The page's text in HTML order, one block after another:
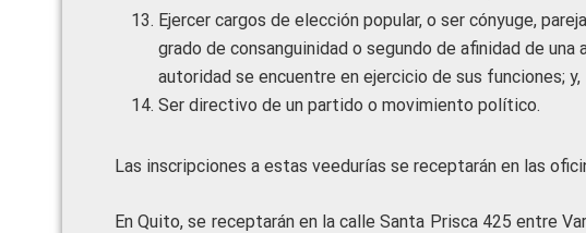
Ejercer cargos de elección popular, o ser cónyuge,
grado de consanguinidad o segundo de afinidad de
autoridad se encuentre en ejercicio de sus funciones; y,
Ser directivo de un partido o movimiento político.
Las inscripciones a estas veedurías se receptarán en las
En Quito, se receptarán en la calle Santa Prisca 425 entre